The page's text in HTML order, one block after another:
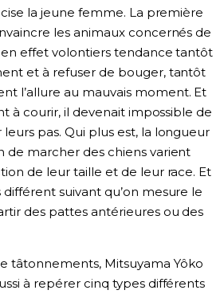
la jeune femme. La première
les animaux concernés de
effet volontiers tendance tantôt
et à refuser de bouger, tantôt
l’allure au mauvais moment. Et
à courir, il devenait impossible de
pas. Qui plus est, la longueur
de marcher des chiens varient
de leur taille et de leur race. Et
suivant qu’on mesure le
des pattes antérieures ou des
tâtonnements, Mitsuyama Yôko
à repérer cinq types différents